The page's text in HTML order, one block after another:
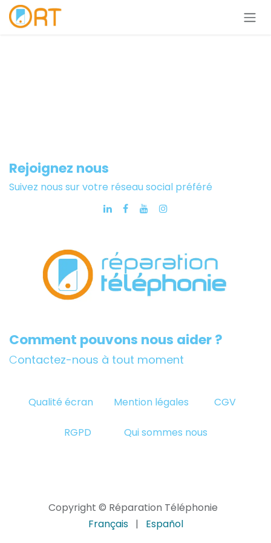
Se rendre au contenu
Rejoignez nous
Suivez nous sur votre réseau social préféré
Comment pouvons nous aider ?
Contactez-nous à tout moment
Qualité écran Mention légales CGV
RGPD Qui sommes nous
Copyright © Réparation Téléphonie
Français | Español